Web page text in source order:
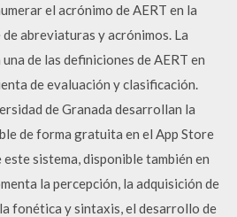
el acrónimo de AERT en la
abreviaturas y acrónimos. La
de las definiciones de AERT en
de evaluación y clasificación.
de Granada desarrollan la
de forma gratuita en el App Store
sistema, disponible también en
la percepción, la adquisición de
fonética y sintaxis, el desarrollo de